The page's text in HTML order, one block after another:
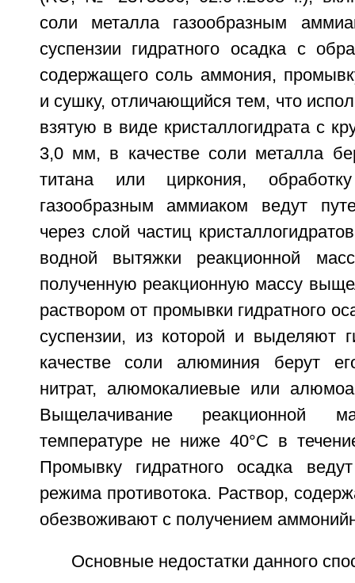
соли металла газообразным
суспензии гидратного осадка с
содержащего соль аммония,
и сушку, отличающийся тем, что
взятую в виде кристаллогидрата с
3,0 мм, в качестве соли металла
титана или циркония,
газообразным аммиаком ведут
через слой частиц
водной вытяжки реакционной
полученную реакционную массу
раствором от промывки гидратного
суспензии, из которой и выделяют
качестве соли алюминия берут
нитрат, алюмокалиевые или
Выщелачивание реакционной
температуре не ниже 40°С в
Промывку гидратного осадка
режима противотока. Раствор,
обезвоживают с получением
Основные недостатки данного